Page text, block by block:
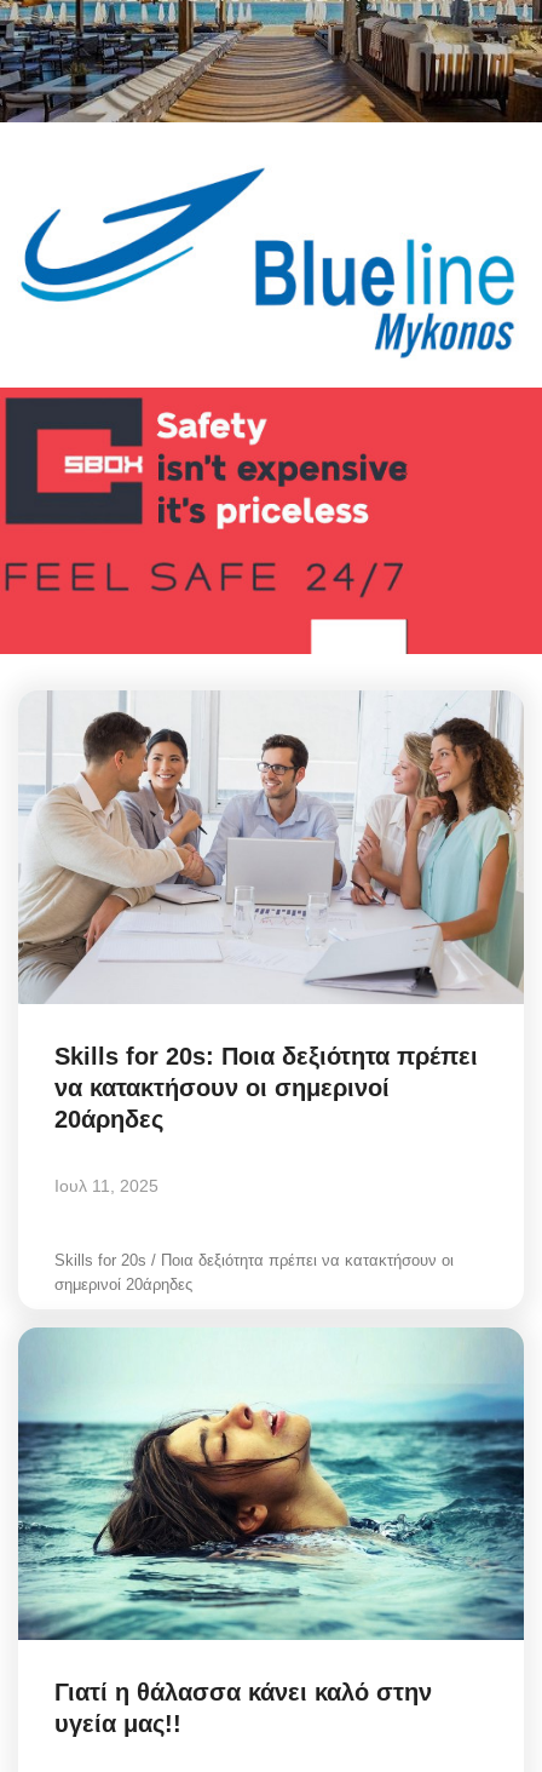
Skills for 20s: Ποια δεξιότητα πρέπει
να κατακτήσουν οι σημερινοί
20άρηδες
Ιουλ 11, 2025
Skills for 20s / Ποια δεξιότητα πρέπει να κατακτήσουν οι
σημερινοί 20άρηδες
Γιατί η θάλασσα κάνει καλό στην
υγεία μας!!